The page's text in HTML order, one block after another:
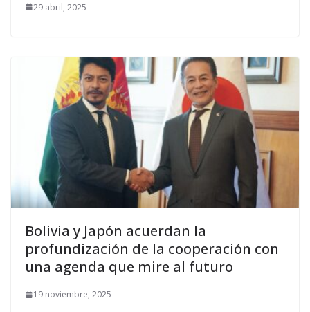
29 abril, 2025
Bolivia y Japón acuerdan la
profundización de la cooperación con
una agenda que mire al futuro
19 noviembre, 2025